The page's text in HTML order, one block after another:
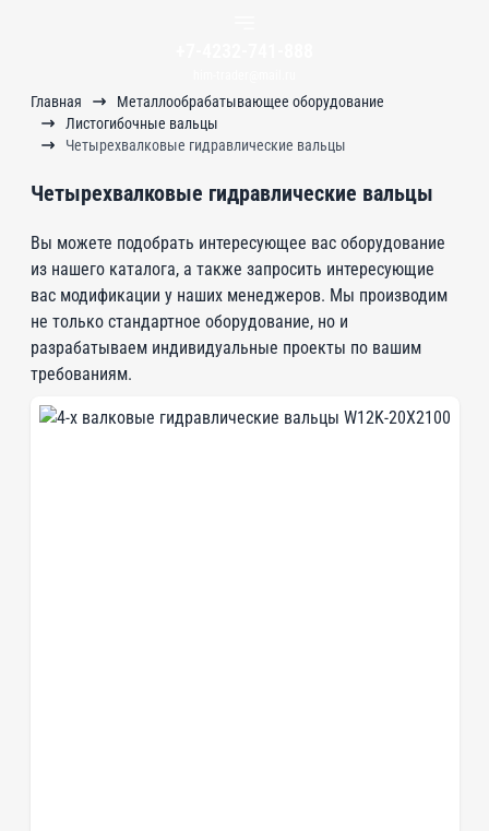
Главная
Металлообрабатывающее оборудование
Листогибочные вальцы
Четырехвалковые гидравлические вальцы
Четырехвалковые гидравлические вальцы
Вы можете подобрать интересующее вас оборудование
из нашего каталога, а также запросить интересующие
вас модификации у наших менеджеров. Мы производим
не только стандартное оборудование, но и
разрабатываем индивидуальные проекты по вашим
требованиям.